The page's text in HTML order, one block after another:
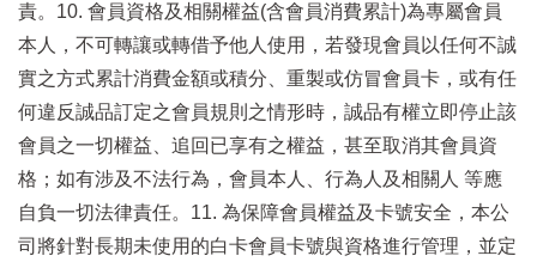
責。10. 會員資格及相關權益(含會員消費累計)為專屬會員
本人，不可轉讓或轉借予他人使用，若發現會員以任何不誠
實之方式累計消費金額或積分、重製或仿冒會員卡，或有任
何違反誠品訂定之會員規則之情形時，誠品有權立即停止該
會員之一切權益、追回已享有之權益，甚至取消其會員資
格；如有涉及不法行為，會員本人、行為人及相關人 等應
自負一切法律責任。11. 為保障會員權益及卡號安全，本公
司將針對長期未使用的白卡會員卡號與資格進行管理，並定